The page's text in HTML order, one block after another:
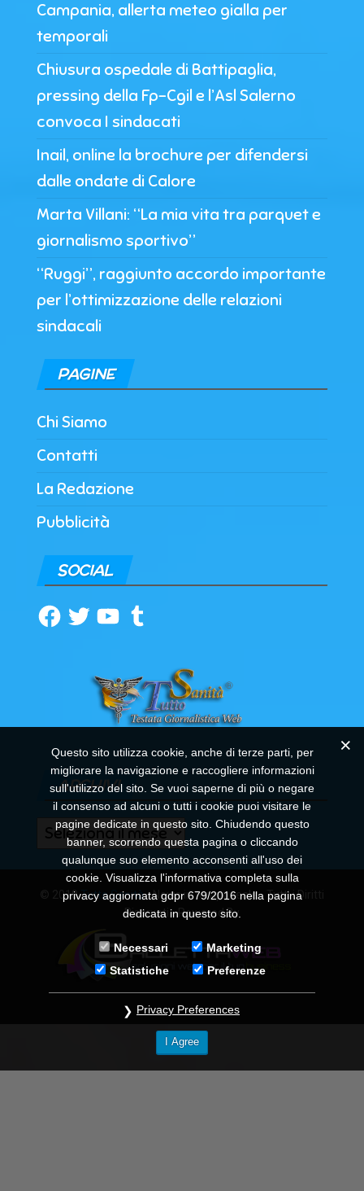
Campania, allerta meteo gialla per
temporali
Chiusura ospedale di Battipaglia,
pressing della Fp-Cgil e l’Asl Salerno
convoca I sindacati
Inail, online la brochure per difendersi
dalle ondate di Calore
Marta Villani: “La mia vita tra parquet e
giornalismo sportivo”
“Ruggi”, raggiunto accordo importante
per l’ottimizzazione delle relazioni
sindacali
PAGINE
Chi Siamo
Contatti
La Redazione
Pubblicità
SOCIAL
Facebook
TwitterYouTubeTumblr
ARCHIVI
Archivi
© 2018Tutto Sanità- News in tempo reale - Tutti i Diritti
Riservati - Powered By
Questo sito utilizza cookie, anche di terze parti, per
migliorare la navigazione e raccogliere informazioni
sull'utilizzo del sito. Se vuoi saperne di più o negare
il consenso ad alcuni o tutti i cookie puoi visitare le
pagine dedicate in questo sito. Chiudendo questo
banner, scorrendo questa pagina o cliccando
qualunque suo elemento acconsenti all'uso dei
cookie. Visualizza l'informativa completa sulla
privacy aggiornata gdpr 679/2016 nella pagina
dedicata in questo sito.
Necessari
Marketing
Statistiche
Preferenze
Privacy Preferences
I Agree